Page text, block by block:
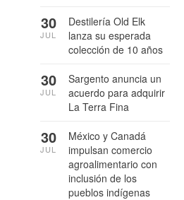
Destilería Old Elk
lanza su esperada
colección de 10 años
30
JUL
Sargento anuncia un
acuerdo para adquirir
La Terra Fina
30
JUL
México y Canadá
impulsan comercio
agroalimentario con
inclusión de los
pueblos indígenas
30
JUL